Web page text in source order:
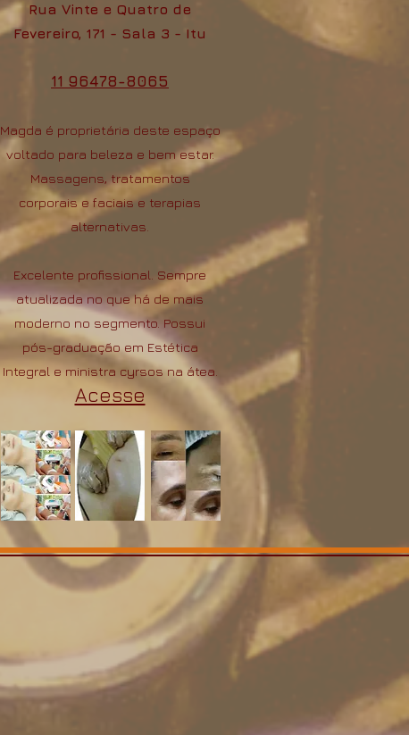
Rua Vinte e Quatro de
Fevereiro, 171 - Sala 3 - Itu
11 96478-8065
Magda é proprietária deste espaço
voltado para beleza e bem estar.
Massagens, tratamentos
corporais e faciais e terapias
alternativas.
Excelente profissional. Sempre
atualizada no que há de mais
moderno no segmento. Possui
pós-graduação em Estética
Integral e ministra cyrsos na átea.
​​Acesse